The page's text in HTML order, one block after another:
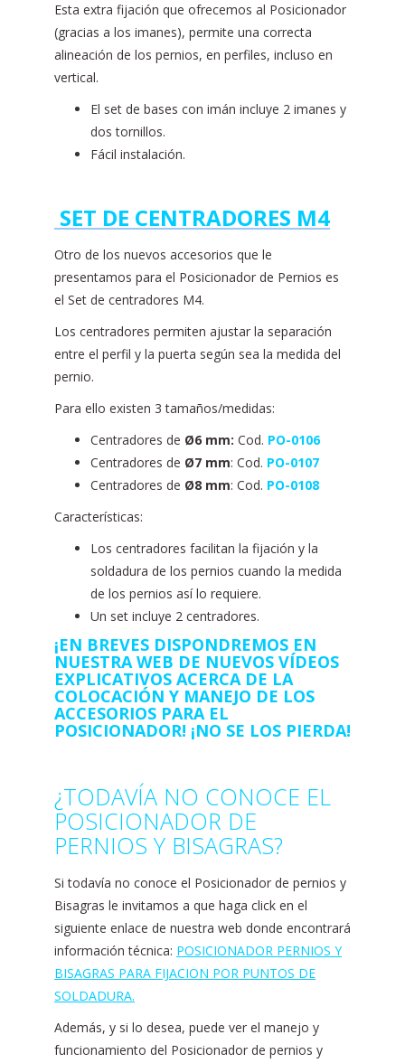
Esta extra fijación que ofrecemos al Posicionador
(gracias a los imanes), permite una correcta
alineación de los pernios, en perfiles, incluso en
vertical.
El set de bases con imán incluye 2 imanes y
dos tornillos.
Fácil instalación.
SET DE CENTRADORES M4
Otro de los nuevos accesorios que le
presentamos para el Posicionador de Pernios es
el Set de centradores M4.
Los centradores permiten ajustar la separación
entre el perfil y la puerta según sea la medida del
pernio.
Para ello existen 3 tamaños/medidas:
Centradores de Ø6 mm: Cod. PO-0106
Centradores de Ø7 mm: Cod. PO-0107
Centradores de Ø8 mm: Cod. PO-0108
Características:
Los centradores facilitan la fijación y la
soldadura de los pernios cuando la medida
de los pernios así lo requiere.
Un set incluye 2 centradores.
¡EN BREVES DISPONDREMOS EN
NUESTRA WEB DE NUEVOS VÍDEOS
EXPLICATIVOS ACERCA DE LA
COLOCACIÓN Y MANEJO DE LOS
ACCESORIOS PARA EL
POSICIONADOR! ¡NO SE LOS PIERDA!
¿TODAVÍA NO CONOCE EL
POSICIONADOR DE
PERNIOS Y BISAGRAS?
Si todavía no conoce el Posicionador de pernios y
Bisagras le invitamos a que haga click en el
siguiente enlace de nuestra web donde encontrará
información técnica: POSICIONADOR PERNIOS Y
BISAGRAS PARA FIJACION POR PUNTOS DE
SOLDADURA.
Además, y si lo desea, puede ver el manejo y
funcionamiento del Posicionador de pernios y